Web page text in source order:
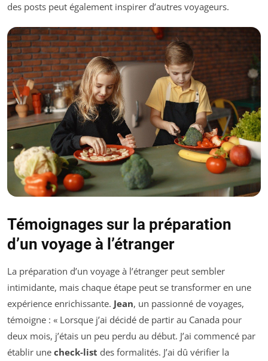
des posts peut également inspirer d’autres voyageurs.
Témoignages sur la préparation
d’un voyage à l’étranger
La préparation d’un voyage à l’étranger peut sembler
intimidante, mais chaque étape peut se transformer en une
expérience enrichissante. Jean, un passionné de voyages,
témoigne : « Lorsque j’ai décidé de partir au Canada pour
deux mois, j’étais un peu perdu au début. J’ai commencé par
établir une check-list des formalités. J’ai dû vérifier la